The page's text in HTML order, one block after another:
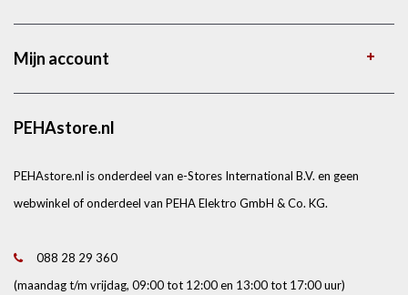
Mijn account
PEHAstore.nl
PEHAstore.nl is onderdeel van e-Stores International B.V. en geen
webwinkel of onderdeel van PEHA Elektro GmbH & Co. KG.
088 28 29 360
(maandag t/m vrijdag, 09:00 tot 12:00 en 13:00 tot 17:00 uur)